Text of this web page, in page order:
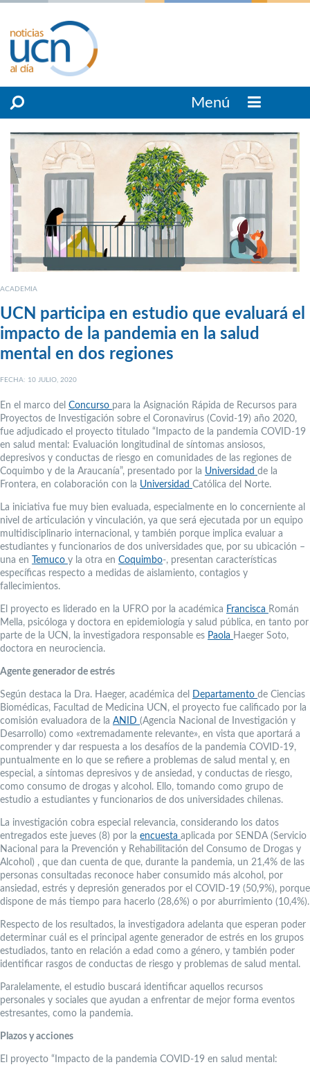
Menú
ACADEMIA
UCN participa en estudio que evaluará el
impacto de la pandemia en la salud
mental en dos regiones
FECHA: 10 JULIO, 2020
En el marco del Concurso para la Asignación Rápida de Recursos para
Proyectos de Investigación sobre el Coronavirus (Covid-19) año 2020,
fue adjudicado el proyecto titulado “Impacto de la pandemia COVID-19
en salud mental: Evaluación longitudinal de síntomas ansiosos,
depresivos y conductas de riesgo en comunidades de las regiones de
Coquimbo y de la Araucanía”, presentado por la Universidad de la
Frontera, en colaboración con la Universidad Católica del Norte.
La iniciativa fue muy bien evaluada, especialmente en lo concerniente al
nivel de articulación y vinculación, ya que será ejecutada por un equipo
multidisciplinario internacional, y también porque implica evaluar a
estudiantes y funcionarios de dos universidades que, por su ubicación –
una en
Temuco y la otra en Coquimbo-, presentan características
específicas respecto a medidas de aislamiento, contagios y
fallecimientos.
El proyecto es liderado en la UFRO por la académica Francisca Román
Mella, psicóloga y doctora en epidemiología y salud pública, en tanto por
parte de la UCN, la investigadora responsable es Paola Haeger Soto,
doctora en neurociencia.
Agente generador de estrés
Según destaca la Dra. Haeger, académica del Departamento de Ciencias
Biomédicas, Facultad de Medicina UCN, el proyecto fue calificado por la
comisión evaluadora de la ANID (Agencia Nacional de Investigación y
Desarrollo) como «extremadamente relevante», en vista que aportará a
comprender y dar respuesta a los desafíos de la pandemia COVID-19,
puntualmente en lo que se refiere a problemas de salud mental y, en
especial, a síntomas depresivos y de ansiedad, y conductas de riesgo,
como consumo de drogas y alcohol. Ello, tomando como grupo de
estudio a estudiantes y funcionarios de dos universidades chilenas.
La investigación cobra especial relevancia, considerando los datos
entregados este jueves (8) por la encuesta aplicada por SENDA (Servicio
Nacional para la Prevención y Rehabilitación del Consumo de Drogas y
Alcohol) , que dan cuenta de que, durante la pandemia, un 21,4% de las
personas consultadas reconoce haber consumido más alcohol, por
ansiedad, estrés y depresión generados por el COVID-19 (50,9%), porque
dispone de más tiempo para hacerlo (28,6%) o por aburrimiento (10,4%).
Respecto de los resultados, la investigadora adelanta que esperan poder
determinar cuál es el principal agente generador de estrés en los grupos
estudiados, tanto en relación a edad como a género, y también poder
identificar rasgos de conductas de riesgo y problemas de salud mental.
Paralelamente, el estudio buscará identificar aquellos recursos
personales y sociales que ayudan a enfrentar de mejor forma eventos
estresantes, como la pandemia.
Plazos y acciones
El proyecto “Impacto de la pandemia COVID-19 en salud mental: